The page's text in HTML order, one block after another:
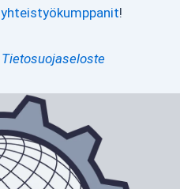
yhteistyökumppanit!
Tietosuojaseloste